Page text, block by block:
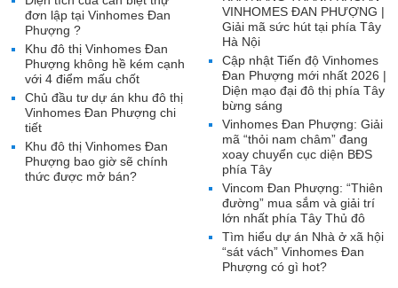
VINHOMES ĐAN PHƯỢNG |
Giải mã sức hút tại phía Tây
Hà Nội
Cập nhật Tiến độ Vinhomes
Đan Phượng mới nhất 2026 |
Diện mạo đại đô thị phía Tây
bừng sáng
Vinhomes Đan Phượng: Giải
mã “thỏi nam châm” đang
xoay chuyển cục diện BĐS
phía Tây
Vincom Đan Phượng: “Thiên
đường” mua sắm và giải trí
lớn nhất phía Tây Thủ đô
Tìm hiểu dự án Nhà ở xã hội
“sát vách” Vinhomes Đan
Phượng có gì hot?
đơn lập tại Vinhomes Đan
Phượng ?
Khu đô thị Vinhomes Đan
Phượng không hề kém cạnh
với 4 điểm mấu chốt
Chủ đầu tư dự án khu đô thị
Vinhomes Đan Phượng chi
tiết
Khu đô thị Vinhomes Đan
Phượng bao giờ sẽ chính
thức được mở bán?